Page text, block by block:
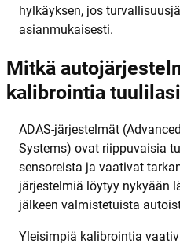
hylkäyksen, jos
asianmukaisesti.
Mitkä
kalibrointia
ADAS-järjestelmät
Systems) ovat riippuvaisia
sensoreista ja vaativat
järjestelmiä löytyy nykyään
jälkeen valmistetuista
Yleisimpiä kalibrointia